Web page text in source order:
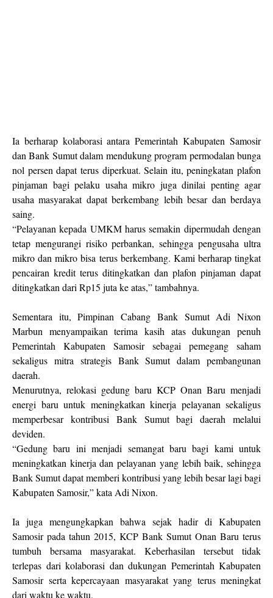
Ia berharap kolaborasi antara Pemerintah Kabupaten Samosir
dan Bank Sumut dalam mendukung program permodalan bunga
nol persen dapat terus diperkuat. Selain itu, peningkatan plafon
pinjaman bagi pelaku usaha mikro juga dinilai penting agar
usaha masyarakat dapat berkembang lebih besar dan berdaya
saing.
“Pelayanan kepada UMKM harus semakin dipermudah dengan
tetap mengurangi risiko perbankan, sehingga pengusaha ultra
mikro dan mikro bisa terus berkembang. Kami berharap tingkat
pencairan kredit terus ditingkatkan dan plafon pinjaman dapat
ditingkatkan dari Rp15 juta ke atas,” tambahnya.
Sementara itu, Pimpinan Cabang Bank Sumut Adi Nixon
Marbun menyampaikan terima kasih atas dukungan penuh
Pemerintah Kabupaten Samosir sebagai pemegang saham
sekaligus mitra strategis Bank Sumut dalam pembangunan
daerah.
Menurutnya, relokasi gedung baru KCP Onan Baru menjadi
energi baru untuk meningkatkan kinerja pelayanan sekaligus
memperbesar kontribusi Bank Sumut bagi daerah melalui
deviden.
“Gedung baru ini menjadi semangat baru bagi kami untuk
meningkatkan kinerja dan pelayanan yang lebih baik, sehingga
Bank Sumut dapat memberi kontribusi yang lebih besar lagi bagi
Kabupaten Samosir,” kata Adi Nixon.
Ia juga mengungkapkan bahwa sejak hadir di Kabupaten
Samosir pada tahun 2015, KCP Bank Sumut Onan Baru terus
tumbuh bersama masyarakat. Keberhasilan tersebut tidak
terlepas dari kolaborasi dan dukungan Pemerintah Kabupaten
Samosir serta kepercayaan masyarakat yang terus meningkat
dari waktu ke waktu.